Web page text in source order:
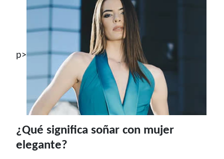
p>
¿Qué significa soñar con mujer
elegante?